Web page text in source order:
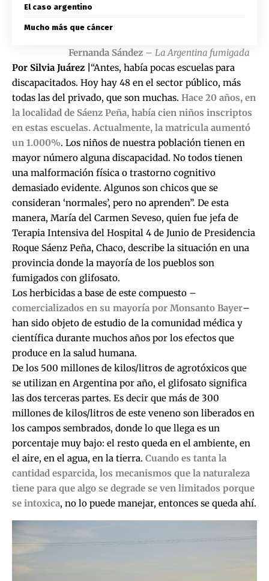
El caso argentino
Mucho más que cáncer
Fernanda Sández – La Argentina fumigada
Por Silvia Juárez | “Antes, había pocas escuelas para
discapacitados. Hoy hay 48 en el sector público, más
todas las del privado, que son muchas. Hace 20 años, en
la localidad de Sáenz Peña, había cien niños inscriptos
en estas escuelas. Actualmente, la matricula aumentó
un 1.000%. Los niños de nuestra población tienen en
mayor número alguna discapacidad. No todos tienen
una malformación física o trastorno cognitivo
demasiado evidente. Algunos son chicos que se
consideran ‘normales’, pero no aprenden”. De esta
manera, María del Carmen Seveso, quien fue jefa de
Terapia Intensiva del Hospital 4 de Junio de Presidencia
Roque Sáenz Peña, Chaco, describe la situación en una
provincia donde la mayoría de los pueblos son
fumigados con glifosato.
Los herbicidas a base de este compuesto –
comercializados en su mayoría por Monsanto Bayer–
han sido objeto de estudio de la comunidad médica y
científica durante muchos años por los efectos que
produce en la salud humana.
De los 500 millones de kilos/litros de agrotóxicos que
se utilizan en Argentina por año, el glifosato significa
las dos terceras partes. Es decir que más de 300
millones de kilos/litros de este veneno son liberados en
los campos sembrados, donde lo que llega es un
porcentaje muy bajo: el resto queda en el ambiente, en
el aire, en el agua, en la tierra. Cuando es tanta la
cantidad esparcida, los mecanismos que la naturaleza
tiene para que algo se degrade se ven limitados porque
se intoxica, no lo puede manejar, entonces se queda ahí.